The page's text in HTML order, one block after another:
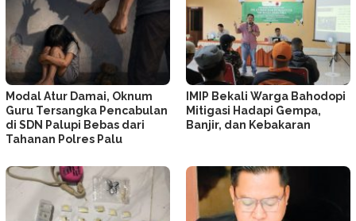
Modal Atur Damai, Oknum
Guru Tersangka Pencabulan
di SDN Palupi Bebas dari
Tahanan Polres Palu
IMIP Bekali Warga Bahodopi
Mitigasi Hadapi Gempa,
Banjir, dan Kebakaran